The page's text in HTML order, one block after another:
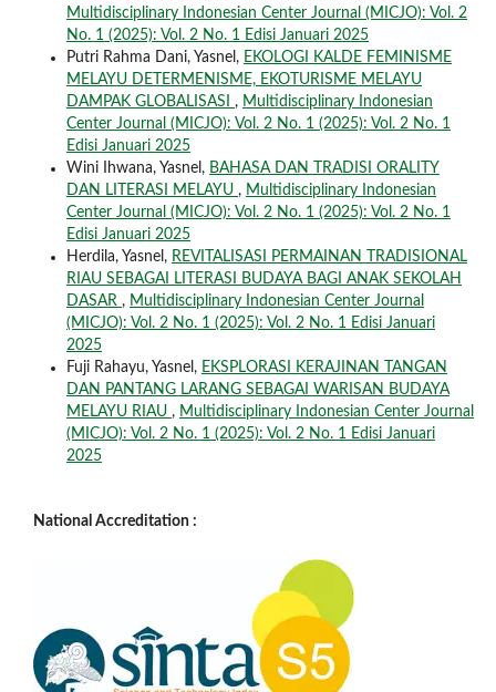
Multidisciplinary Indonesian Center Journal (MICJO): Vol. 2
No. 1 (2025): Vol. 2 No. 1 Edisi Januari 2025
Putri Rahma Dani, Yasnel, EKOLOGI KALDE FEMINISME
MELAYU DETERMENISME, EKOTURISME MELAYU
DAMPAK GLOBALISASI , Multidisciplinary Indonesian
Center Journal (MICJO): Vol. 2 No. 1 (2025): Vol. 2 No. 1
Edisi Januari 2025
Wini Ihwana, Yasnel, BAHASA DAN TRADISI ORALITY
DAN LITERASI MELAYU , Multidisciplinary Indonesian
Center Journal (MICJO): Vol. 2 No. 1 (2025): Vol. 2 No. 1
Edisi Januari 2025
Herdila, Yasnel, REVITALISASI PERMAINAN TRADISIONAL
RIAU SEBAGAI LITERASI BUDAYA BAGI ANAK SEKOLAH
DASAR , Multidisciplinary Indonesian Center Journal
(MICJO): Vol. 2 No. 1 (2025): Vol. 2 No. 1 Edisi Januari
2025
Fuji Rahayu, Yasnel, EKSPLORASI KERAJINAN TANGAN
DAN PANTANG LARANG SEBAGAI WARISAN BUDAYA
MELAYU RIAU , Multidisciplinary Indonesian Center Journal
(MICJO): Vol. 2 No. 1 (2025): Vol. 2 No. 1 Edisi Januari
2025
National Accreditation :